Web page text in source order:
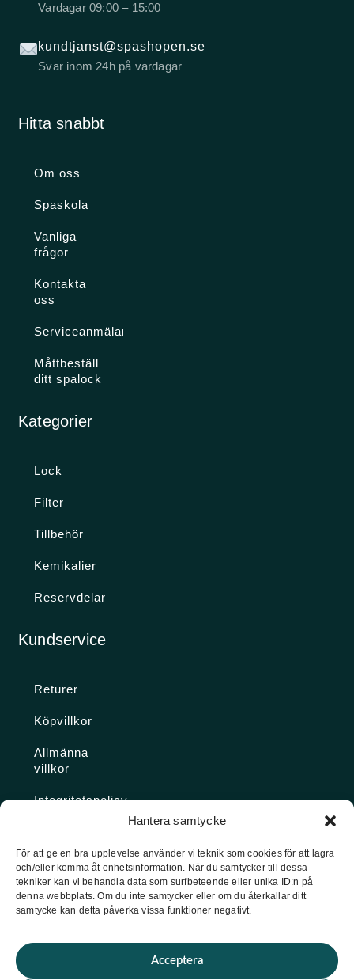
Hantera samtycke
För att ge en bra upplevelse använder vi teknik som cookies för att lagra
och/eller komma åt enhetsinformation. När du samtycker till dessa
tekniker kan vi behandla data som surfbeteende eller unika ID:n på
denna webbplats. Om du inte samtycker eller om du återkallar ditt
samtycke kan detta påverka vissa funktioner negativt.
Acceptera
Vardagar 09:00 – 15:00
kundtjanst@spashopen.se
Svar inom 24h på vardagar
Hitta snabbt
Om oss
Spaskola
Vanliga
frågor
Kontakta
oss
Serviceanmälan
Måttbeställ
ditt spalock
Kategorier
Lock
Filter
Tillbehör
Kemikalier
Reservdelar
Kundservice
Returer
Köpvillkor
Allmänna
villkor
Integritetspolicy
Konto
Glömt